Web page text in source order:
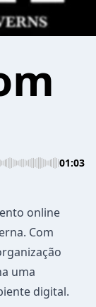
01:03
online
Com
uma
digital.